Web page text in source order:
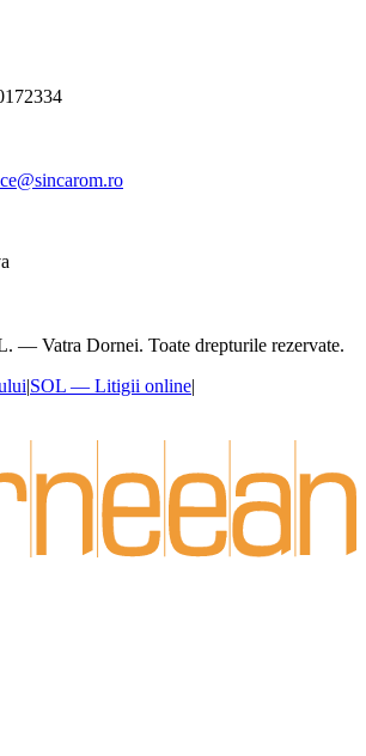
— Vatra Dornei. Toate drepturile rezervate.
|SOL — Litigii online|